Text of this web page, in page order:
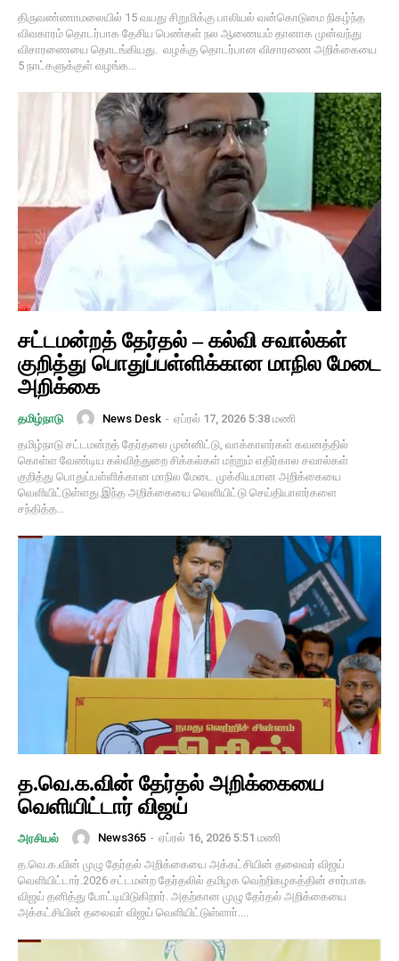
திருவண்ணாமலையில் 15 வயது சிறுமிக்கு பாலியல் வன்கொடுமை நிகழ்ந்த
விவகாரம் தொடர்பாக தேசிய பெண்கள் நல ஆணையம் தானாக முன்வந்து
விசாரணையை தொடங்கியது. வழக்கு தொடர்பான விசாரணை அறிக்கையை
5 நாட்களுக்குள் வழங்க...
சட்டமன்றத் தேர்தல் – கல்வி சவால்கள்
குறித்து பொதுப்பள்ளிக்கான மாநில மேடை
அறிக்கை
தமிழ்நாடு News Desk - ஏப்ரல் 17, 2026 5:38 மணி
தமிழ்நாடு சட்டமன்றத் தேர்தலை முன்னிட்டு, வாக்காளர்கள் கவனத்தில்
கொள்ள வேண்டிய கல்வித்துறை சிக்கல்கள் மற்றும் எதிர்கால சவால்கள்
குறித்து பொதுப்பள்ளிக்கான மாநில மேடை முக்கியமான அறிக்கையை
வெளியிட்டுள்ளது.இந்த அறிக்கையை வெளியிட்டு செய்தியாளர்களை
சந்தித்த...
த.வெ.க.வின் தேர்தல் அறிக்கையை
வெளியிட்டார் விஜய்
அரசியல் News365 - ஏப்ரல் 16, 2026 5:51 மணி
த.வெ.க.வின் முழு தேர்தல் அறிக்கையை அக்கட்சியின் தலைவர் விஜய்
வெளியிட்டார்.2026 சட்டமன்ற தேர்தலில் தமிழக வெற்றிகழகத்தின் சார்பாக
விஜய் தனித்து போட்டியிடுகிறார். அதற்கான முழு தேர்தல் அறிக்கையை
அக்கட்சியின் தலைவா் விஜய் வெளியிட்டுள்ளாா்....